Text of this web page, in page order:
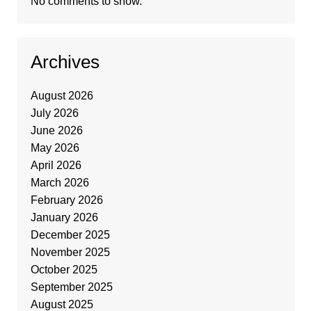
Archives
August 2026
July 2026
June 2026
May 2026
April 2026
March 2026
February 2026
January 2026
December 2025
November 2025
October 2025
September 2025
August 2025